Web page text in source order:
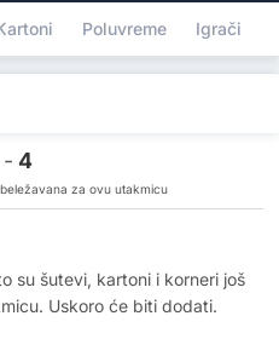
Poluvreme Igrači
- 4
za ovu utakmicu
su šutevi, kartoni i korneri još
Uskoro će biti dodati.